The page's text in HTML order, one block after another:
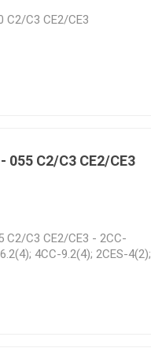
C2/C3 CE2/CE3
055 C2/C3 CE2/CE3
C2/C3 CE2/CE3 - 2CC-
4CC-9.2(4); 2CES-4(2);